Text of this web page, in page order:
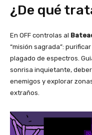
¿De qué
En OFF controlas al
“misión sagrada”:
plagado de espectros.
sonrisa inquietante,
enemigos y explorar
extraños.